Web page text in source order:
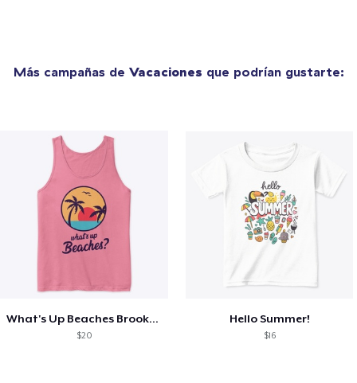
Más campañas de Vacaciones que podrían gustarte:
What's Up Beaches Brooklyn 99 Holts Tank
$20
Hello Summer!
$16